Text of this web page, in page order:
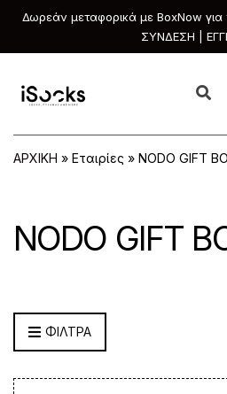
Δωρεάν μεταφορικά με BoxNow
ΣΥΝΔΕΣΗ |
ΑΡΧΙΚΗ » Εταιρίες » NODO GIFT
NODO GIFT
ΦΙΛΤΡΑ